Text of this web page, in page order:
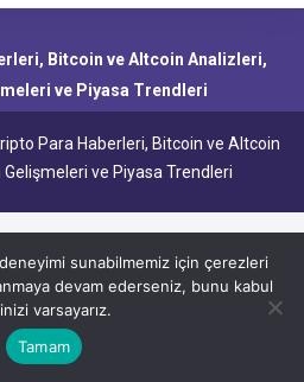
günü Beyaz Saray iki
Bitcoin ve Altcoin Analizleri,
ve Piyasa Trendleri
Para Haberleri, Bitcoin ve Altcoin
ve Piyasa Trendleri
sunabilmemiz için çerezleri
devam ederseniz, bunu kabul
varsayarız.
Tamam